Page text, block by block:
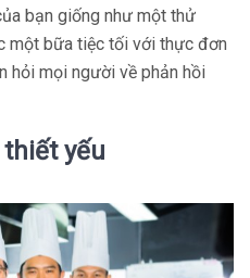
bạn giống như một thử
một bữa tiệc tối với thực đơn
hỏi mọi người về phản hồi
yếu